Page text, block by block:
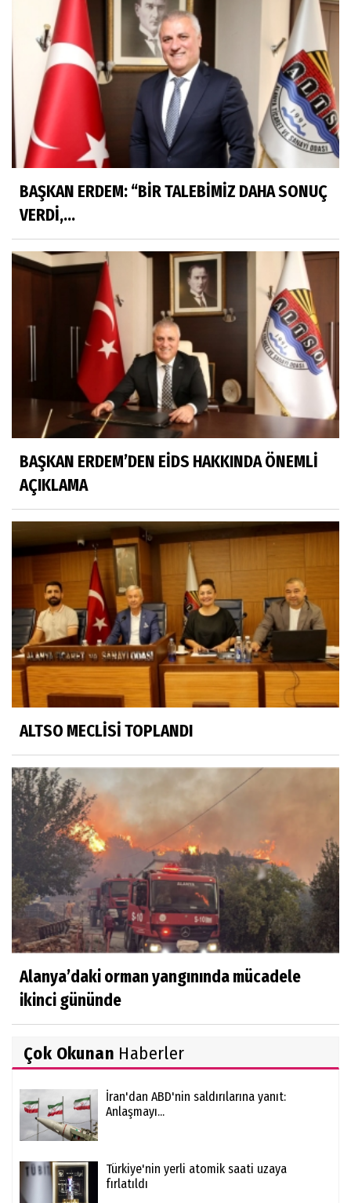
BAŞKAN ERDEM: “BİR TALEBİMİZ DAHA SONUÇ
VERDİ,...
BAŞKAN ERDEM’DEN EİDS HAKKINDA ÖNEMLİ
AÇIKLAMA
ALTSO MECLİSİ TOPLANDI
Alanya’daki orman yangınında mücadele
ikinci gününde
Çok Okunan Haberler
İran'dan ABD'nin saldırılarına yanıt:
Anlaşmayı...
Türkiye'nin yerli atomik saati uzaya
fırlatıldı